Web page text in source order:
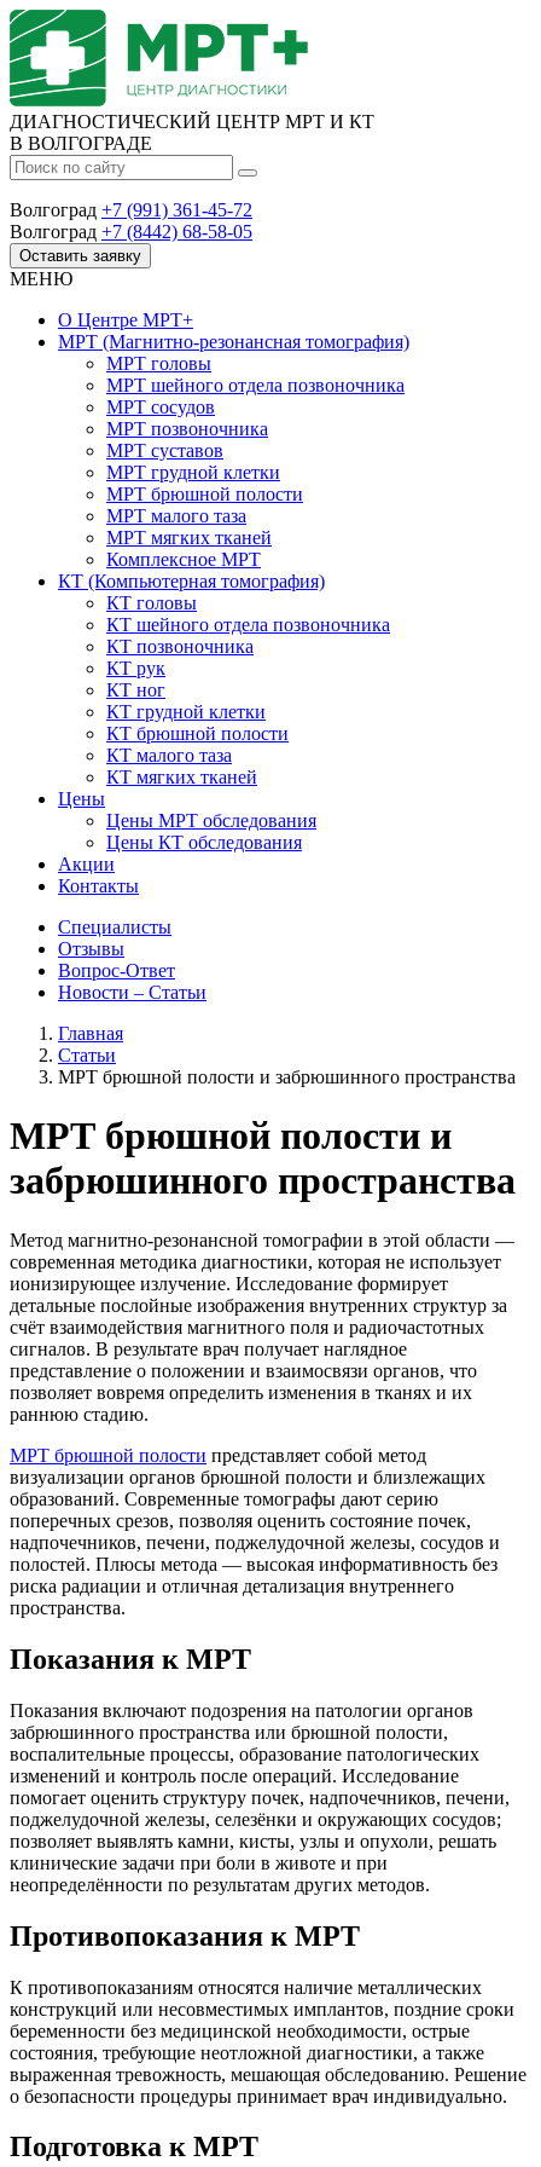
ДИАГНОСТИЧЕСКИЙ ЦЕНТР МРТ И КТ
В ВОЛГОГРАДЕ
Волгоград +7 (991) 361-45-72
Волгоград +7 (8442) 68-58-05
Оставить заявку
МЕНЮ
О Центре МРТ+
МРТ (Магнитно-резонансная томография)
МРТ головы
МРТ шейного отдела позвоночника
МРТ сосудов
МРТ позвоночника
МРТ суставов
МРТ грудной клетки
МРТ брюшной полости
МРТ малого таза
МРТ мягких тканей
Комплексное МРТ
КТ (Компьютерная томография)
КТ головы
КТ шейного отдела позвоночника
КТ позвоночника
КТ рук
КТ ног
КТ грудной клетки
КТ брюшной полости
КТ малого таза
КТ мягких тканей
Цены
Цены МРТ обследования
Цены КТ обследования
Акции
Контакты
Специалисты
Отзывы
Вопрос-Ответ
Новости – Статьи
Главная
Статьи
МРТ брюшной полости и забрюшинного пространства
МРТ брюшной полости и
забрюшинного пространства
Метод магнитно-резонансной томографии в этой области —
современная методика диагностики, которая не использует
ионизирующее излучение. Исследование формирует
детальные послойные изображения внутренних структур за
счёт взаимодействия магнитного поля и радиочастотных
сигналов. В результате врач получает наглядное
представление о положении и взаимосвязи органов, что
позволяет вовремя определить изменения в тканях и их
раннюю стадию.
МРТ брюшной полости представляет собой метод
визуализации органов брюшной полости и близлежащих
образований. Современные томографы дают серию
поперечных срезов, позволяя оценить состояние почек,
надпочечников, печени, поджелудочной железы, сосудов и
полостей. Плюсы метода — высокая информативность без
риска радиации и отличная детализация внутреннего
пространства.
Показания к МРТ
Показания включают подозрения на патологии органов
забрюшинного пространства или брюшной полости,
воспалительные процессы, образование патологических
изменений и контроль после операций. Исследование
помогает оценить структуру почек, надпочечников, печени,
поджелудочной железы, селезёнки и окружающих сосудов;
позволяет выявлять камни, кисты, узлы и опухоли, решать
клинические задачи при боли в животе и при
неопределённости по результатам других методов.
Противопоказания к МРТ
К противопоказаниям относятся наличие металлических
конструкций или несовместимых имплантов, поздние сроки
беременности без медицинской необходимости, острые
состояния, требующие неотложной диагностики, а также
выраженная тревожность, мешающая обследованию. Решение
о безопасности процедуры принимает врач индивидуально.
Подготовка к МРТ